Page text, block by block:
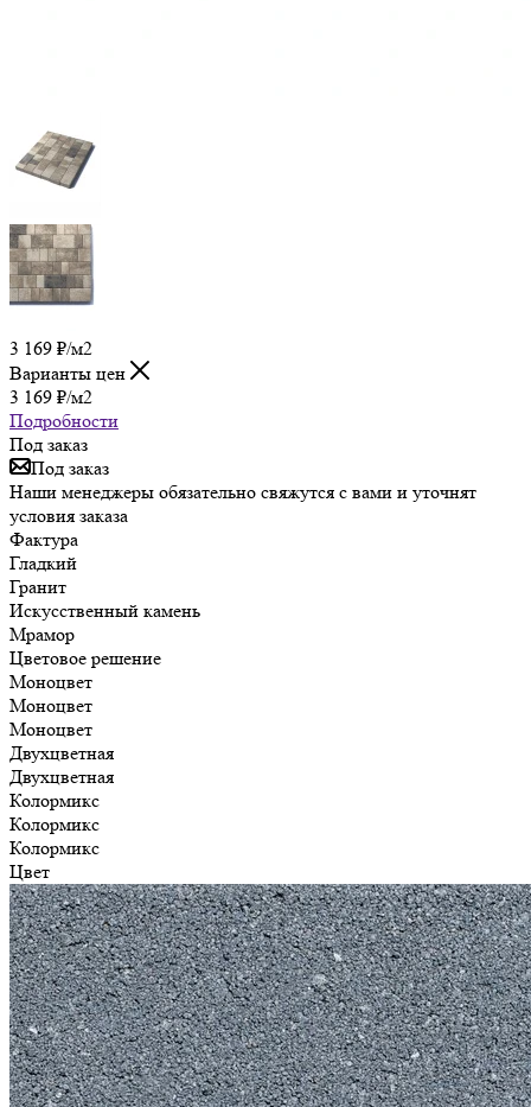
3 169 ₽/м2
Варианты цен
3 169 ₽/м2
Подробности
Под заказ
Под заказ
Наши менеджеры обязательно свяжутся с вами и уточнят
условия заказа
Фактура
Гладкий
Гранит
Искусственный камень
Мрамор
Цветовое решение
Моноцвет
Моноцвет
Моноцвет
Двухцветная
Двухцветная
Колормикс
Колормикс
Колормикс
Цвет